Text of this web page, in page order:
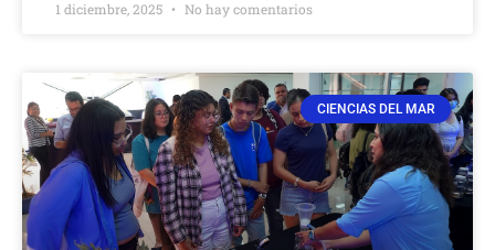
1 diciembre, 2025 No hay comentarios
CIENCIAS DEL MAR